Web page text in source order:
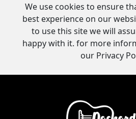
We use cookies to ensure
best experience on our
to use this site we will
happy with it. for more
our Privacy